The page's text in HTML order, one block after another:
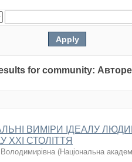
for community:
ВИМІРИ ІДЕАЛУ
ХХІ СТОЛІТТЯ
(Національна